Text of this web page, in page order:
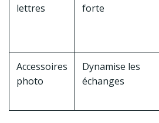
lettres
forte
Accessoires
photo
Dynamise les
échanges